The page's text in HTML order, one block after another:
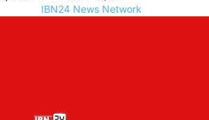
IBN24 News Network